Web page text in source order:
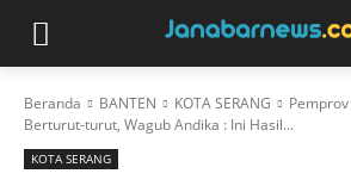
Beranda BANTEN KOTA SERANG
Berturut-turut, Wagub Andika : Ini Hasil...
KOTA SERANG